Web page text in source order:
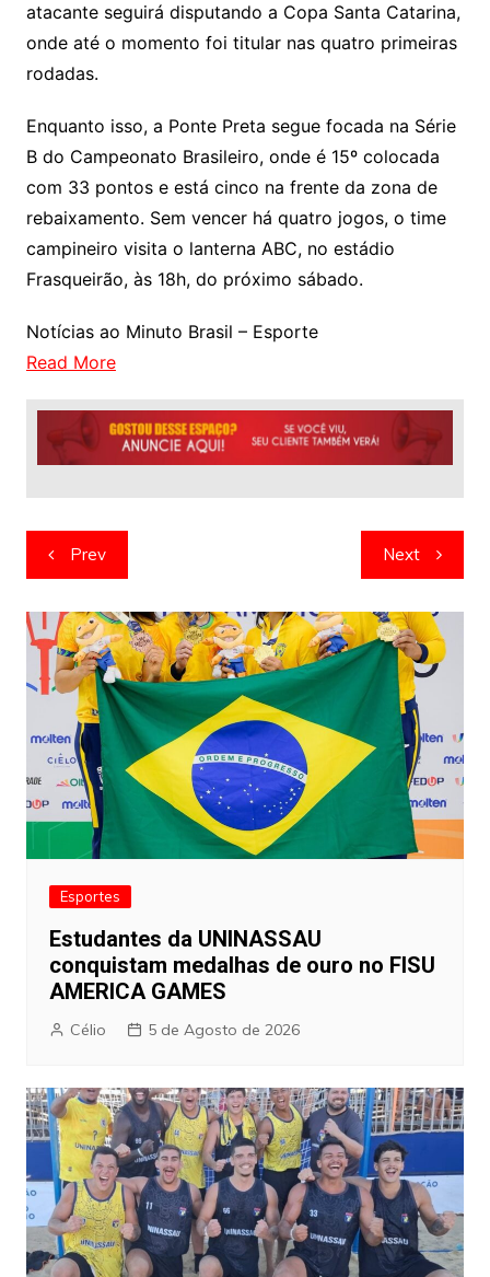
atacante seguirá disputando a Copa Santa Catarina,
onde até o momento foi titular nas quatro primeiras
rodadas.
Enquanto isso, a Ponte Preta segue focada na Série
B do Campeonato Brasileiro, onde é 15º colocada
com 33 pontos e está cinco na frente da zona de
rebaixamento. Sem vencer há quatro jogos, o time
campineiro visita o lanterna ABC, no estádio
Frasqueirão, às 18h, do próximo sábado.
Notícias ao Minuto Brasil – Esporte
Read More
Navegação
de
artigos
Prev Next
Esportes
Estudantes da UNINASSAU
conquistam medalhas de ouro no FISU
AMERICA GAMES
Célio 5 de Agosto de 2026